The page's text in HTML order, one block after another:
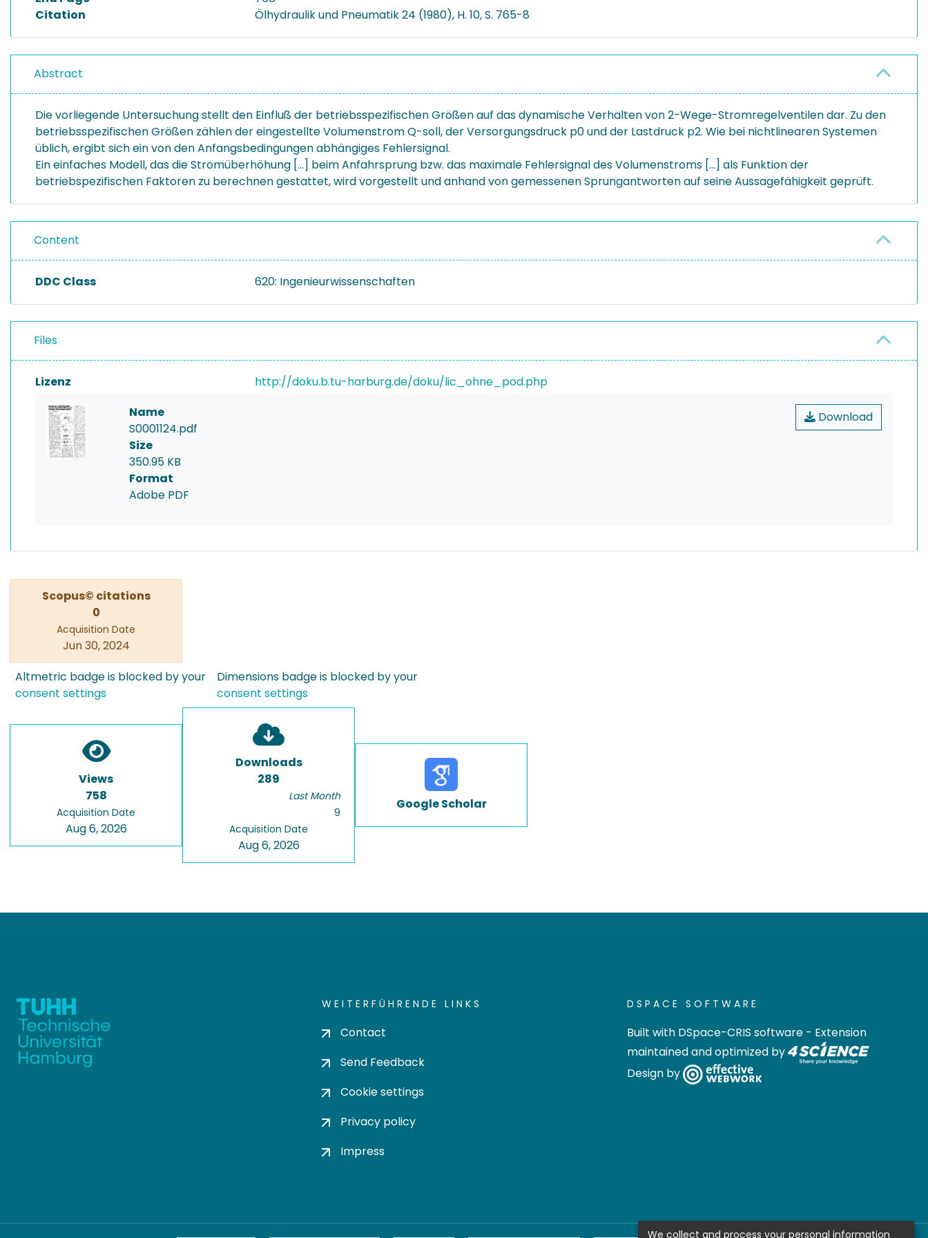
Citation
Ölhydraulik und Pneumatik 24 (1980), H. 10, S. 765-8
Abstract
Die vorliegende Untersuchung stellt den Einfluß der betriebsspezifischen Größen auf das dynamische Verhalten von 2-Wege-Stromregelventilen dar. Zu den
betriebsspezifischen Größen zählen der eingestellte Volumenstrom Q-soll, der Versorgungsdruck p0 und der Lastdruck p2. Wie bei nichtlinearen Systemen
üblich, ergibt sich ein von den Anfangsbedingungen abhängiges Fehlersignal.
Ein einfaches Modell, das die Stromüberhöhung [...] beim Anfahrsprung bzw. das maximale Fehlersignal des Volumenstroms [...] als Funktion der
betriebspezifischen Faktoren zu berechnen gestattet, wird vorgestellt und anhand von gemessenen Sprungantworten auf seine Aussagefähigkeit geprüft.
Content
DDC Class 620: Ingenieurwissenschaften
Files
Lizenz http://doku.b.tu-harburg.de/doku/lic_ohne_pod.php
Download
Name
S0001124.pdf
Size
350.95 KB
Format
Adobe PDF
Scopus© citations
0
Acquisition Date
Jun 30, 2024
Altmetric badge is blocked by your
consent settings
Dimensions badge is blocked by your
consent settings
Views
758
Acquisition Date
Aug 6, 2026
Downloads
289
Last Month
9
Acquisition Date
Aug 6, 2026
Google Scholar
WEITERFÜHRENDE LINKS
Contact
Send Feedback
Cookie settings
Privacy policy
Impress
DSPACE SOFTWARE
Built with DSpace-CRIS software - Extension
maintained and optimized by
Design by
We collect and process your personal information